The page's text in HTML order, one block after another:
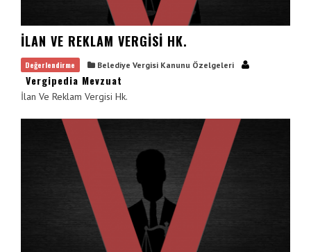
İLAN VE REKLAM VERGISI HK.
Değerlendirme Belediye Vergisi Kanunu Özelgeleri
Vergipedia Mevzuat
İlan Ve Reklam Vergisi Hk.